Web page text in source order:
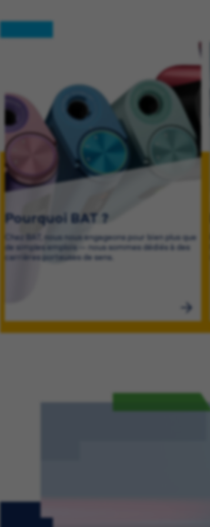
Pourquoi BAT ?
Chez BAT, nous nous engageons pour bien plus que
de simples emplois — nous sommes dédiés à des
carrières porteuses de sens.